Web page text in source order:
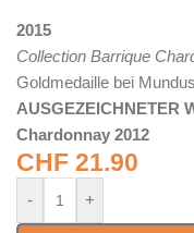
2015
Collection Barrique
Goldmedaille bei
AUSGEZEICHNETER
Chardonnay 2012
CHF 21.90
- +